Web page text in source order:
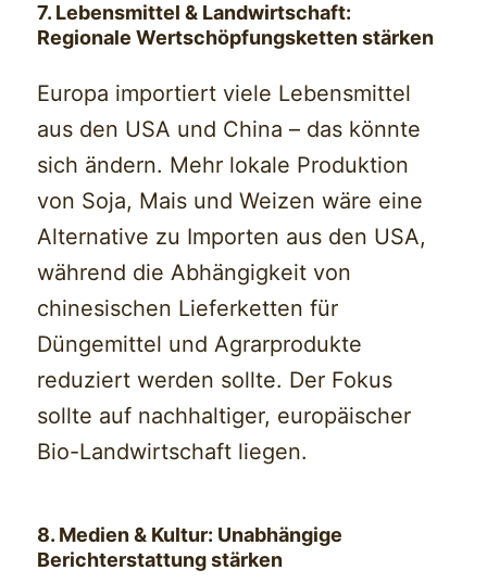
7. Lebensmittel & Landwirtschaft:
Regionale Wertschöpfungsketten stärken
Europa importiert viele Lebensmittel
aus den USA und China – das könnte
sich ändern. Mehr lokale Produktion
von Soja, Mais und Weizen wäre eine
Alternative zu Importen aus den USA,
während die Abhängigkeit von
chinesischen Lieferketten für
Düngemittel und Agrarprodukte
reduziert werden sollte. Der Fokus
sollte auf nachhaltiger, europäischer
Bio-Landwirtschaft liegen.
8. Medien & Kultur: Unabhängige
Berichterstattung stärken